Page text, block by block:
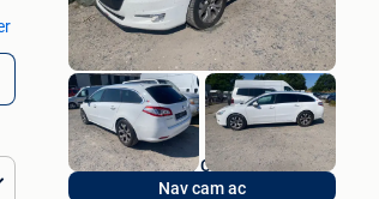
Nav cam ac
autobedrijf JB CARS